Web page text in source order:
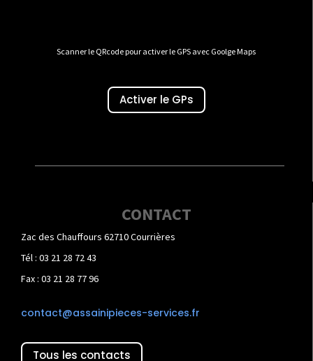
Scanner le QRcode pour activer le GPS avec Goolge Maps
Activer le GPs
CONTACT
Zac des Chauffours 62710 Courrières
Tél : 03 21 28 72 43
Fax : 03 21 28 77 96
contact@assainipieces-services.fr
Tous les contacts